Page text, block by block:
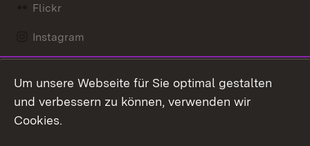
Flickr
Instagram
Mastodon
Messenger
Um unsere Webseite für Sie optimal gestalten
und verbessern zu können, verwenden wir
Cookies.